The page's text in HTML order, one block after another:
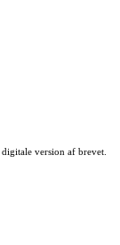
version af brevet.